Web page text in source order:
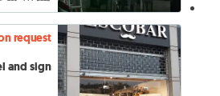
request
and sign